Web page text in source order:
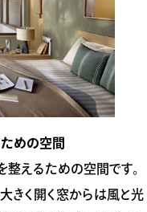
めの空間
整えるための空間です。
きく開く窓からは風と光